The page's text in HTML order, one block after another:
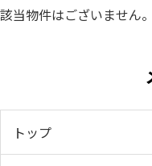
該当物件はございません。
トップ